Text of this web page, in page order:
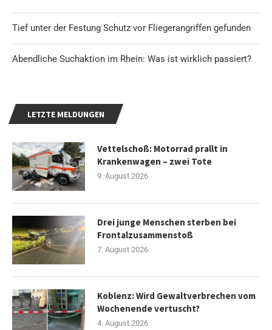
Tief unter der Festung Schutz vor Fliegerangriffen gefunden
Abendliche Suchaktion im Rhein: Was ist wirklich passiert?
LETZTE MELDUNGEN
Vettelschoß: Motorrad prallt in
Krankenwagen – zwei Tote
9. August 2026
Drei junge Menschen sterben bei
Frontalzusammenstoß
7. August 2026
Koblenz: Wird Gewaltverbrechen vom
Wochenende vertuscht?
4. August 2026